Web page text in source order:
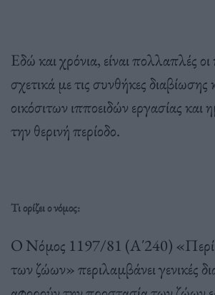
Εδώ και χρόνια, είναι πολλαπλές οι
σχετικά με τις συνθήκες διαβίωσης
οικόσιτων ιπποειδών εργασίας και
την θερινή περίοδο.
Τι ορίζει ο νόμος:
Ο Νόµος 1197/81 (Α΄240) «Περί
των ζώων» περιλαµβάνει γενικές